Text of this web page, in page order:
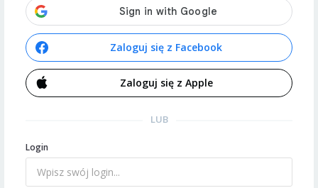
Zaloguj się z Facebook
Zaloguj się z Apple
LUB
Login